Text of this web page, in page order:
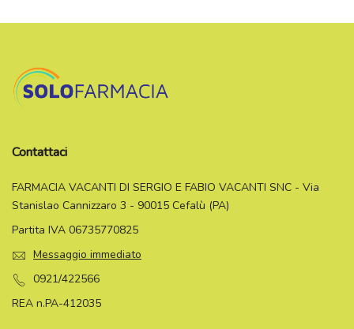
Contattaci
FARMACIA VACANTI DI SERGIO E FABIO VACANTI SNC - Via
Stanislao Cannizzaro 3 - 90015 Cefalù (PA)
Partita IVA 06735770825
Messaggio immediato
0921/422566
REA n.PA-412035